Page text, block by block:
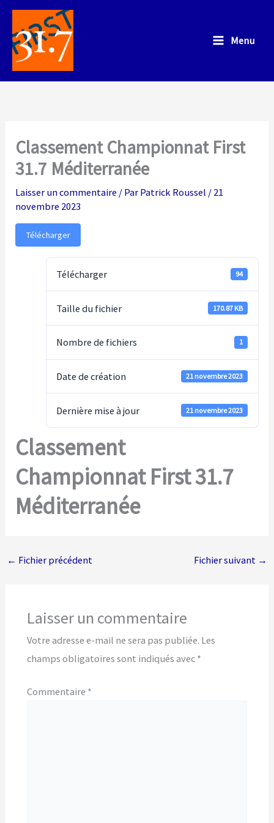
Aller
contenu
Menu
Classement Championnat First
31.7 Méditerranée
Laisser un commentaire / Par Patrick Roussel / 21
novembre 2023
Télécharger
Télécharger 94
Taille du fichier 170.87 KB
Nombre de fichiers 1
Date de création 21 novembre 2023
Dernière mise à jour 21 novembre 2023
Classement
Championnat First 31.7
Méditerranée
← Fichier précédent Fichier suivant →
Laisser un commentaire
Votre adresse e-mail ne sera pas publiée. Les
champs obligatoires sont indiqués avec *
Commentaire *